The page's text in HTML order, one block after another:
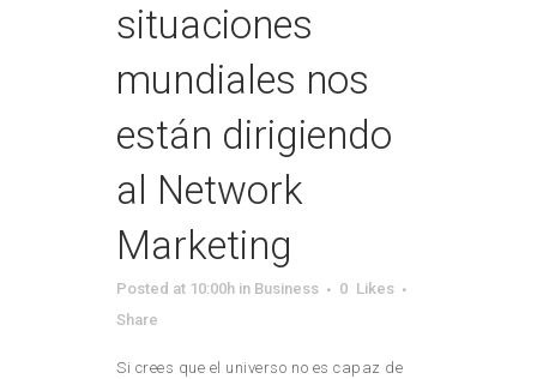
situaciones
mundiales nos
están dirigiendo
al Network
Marketing
Posted at 10:00h in Business 0 Likes
Share
Si crees que el universo no es capaz de